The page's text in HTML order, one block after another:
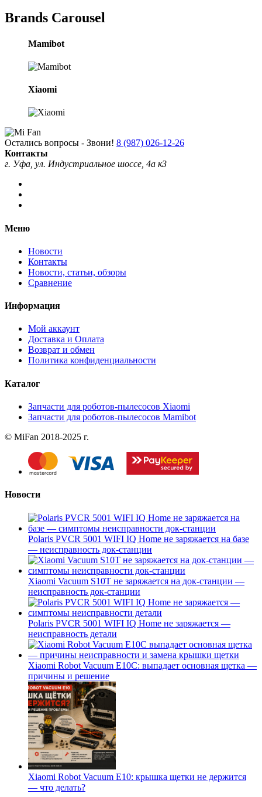
Brands Carousel
Mamibot
Xiaomi
Остались вопросы - Звони! 8 (987) 026-12-26
Контакты
г. Уфа, ул. Индустриальное шоссе, 4а к3
Меню
Новости
Контакты
Новости, статьи, обзоры
Сравнение
Информация
Мой аккаунт
Доставка и Оплата
Возврат и обмен
Политика конфиденциальности
Каталог
Запчасти для роботов-пылесосов Xiaomi
Запчасти для роботов-пылесосов Mamibot
© MiFan 2018-2025 г.
Новости
Polaris PVCR 5001 WIFI IQ Home не заряжается на базе
— неисправность док-станции
Xiaomi Vacuum S10T не заряжается на док-станции —
неисправность док-станции
Polaris PVCR 5001 WIFI IQ Home не заряжается —
неисправность детали
Xiaomi Robot Vacuum E10C: выпадает основная щетка —
причины и решение
Xiaomi Robot Vacuum E10: крышка щетки не держится
— что делать?